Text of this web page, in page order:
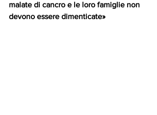
malate di cancro e le loro famiglie non
devono essere dimenticate»